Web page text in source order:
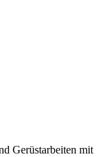
Gerüstarbeiten mit